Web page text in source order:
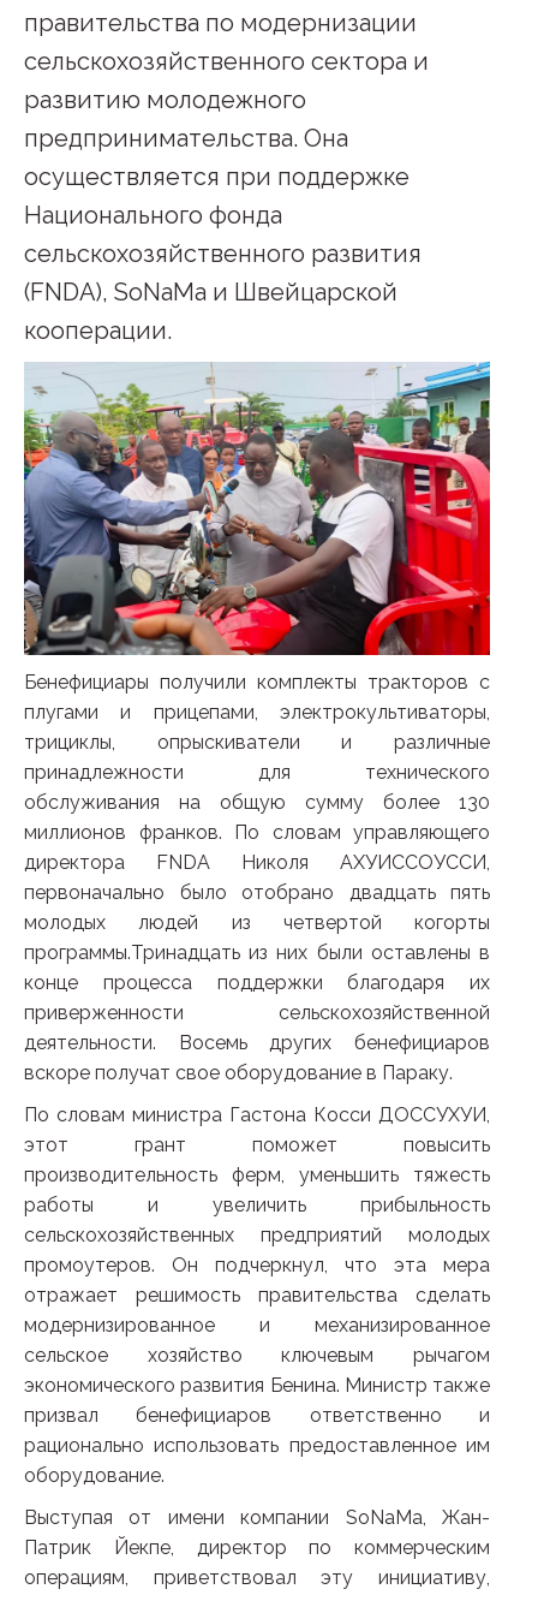
правительства по модернизации
сельскохозяйственного сектора и
развитию молодежного
предпринимательства. Она
осуществляется при поддержке
Национального фонда
сельскохозяйственного развития
(FNDA), SoNaMa и Швейцарской
кооперации.
Бенефициары получили комплекты тракторов с
плугами и прицепами, электрокультиваторы,
трициклы, опрыскиватели и различные
принадлежности для технического
обслуживания на общую сумму более 130
миллионов франков. По словам управляющего
директора FNDA Николя АХУИССОУССИ,
первоначально было отобрано двадцать пять
молодых людей из четвертой когорты
программы.Тринадцать из них были оставлены в
конце процесса поддержки благодаря их
приверженности сельскохозяйственной
деятельности. Восемь других бенефициаров
вскоре получат свое оборудование в Параку.
По словам министра Гастона Косси ДОССУХУИ,
этот грант поможет повысить
производительность ферм, уменьшить тяжесть
работы и увеличить прибыльность
сельскохозяйственных предприятий молодых
промоутеров. Он подчеркнул, что эта мера
отражает решимость правительства сделать
модернизированное и механизированное
сельское хозяйство ключевым рычагом
экономического развития Бенина. Министр также
призвал бенефициаров ответственно и
рационально использовать предоставленное им
оборудование.
Выступая от имени компании SoNaMa, Жан-
Патрик Йекпе, директор по коммерческим
операциям, приветствовал эту инициативу,